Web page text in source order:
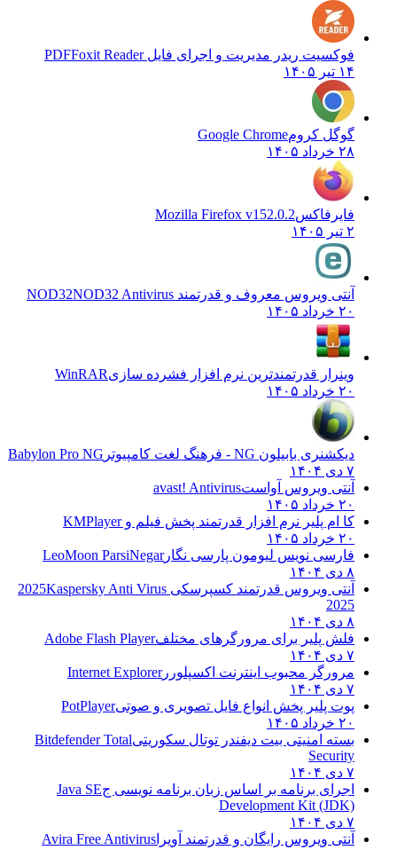
فوکسیت ریدر مدیریت و اجرای فایل PDFFoxit Reader
۱۴ تیر ۱۴۰۵
گوگل کرومGoogle Chrome
۲۸ خرداد ۱۴۰۵
فایرفاکسMozilla Firefox v152.0.2
۲ تیر ۱۴۰۵
آنتی ویروس معروف و قدرتمند NOD32 NOD32 Antivirus
۲۰ خرداد ۱۴۰۵
وینرار قدرتمندترین نرم افزار فشرده سازیWinRAR
۲۰ خرداد ۱۴۰۵
دیکشنری بابیلون NG - فرهنگ لغت کامپیوتر
Babylon Pro NG
۷ دی ۱۴۰۴
آنتی ویروس آواستavast! Antivirus
۲۰ خرداد ۱۴۰۵
کا ام پلیر نرم افزار قدرتمند پخش فیلم وKMPlayer
۲۰ خرداد ۱۴۰۵
فارسی نویس لیومون پارسی نگارLeoMoon ParsiNegar
۸ دی ۱۴۰۴
آنتی ویروس قدرتمند کسپرسکی 2025 Kaspersky Anti Virus
2025
۸ دی ۱۴۰۴
فلش پلیر برای مرورگرهای مختلفAdobe Flash Player
۷ دی ۱۴۰۴
مرورگر محبوب اینترنت اکسپلوررInternet Explorer
۷ دی ۱۴۰۴
پوت پلیر پخش انواع فایل تصویری و صوتیPotPlayer
۲۰ خرداد ۱۴۰۵
بسته امنیتی بیت دیفندر توتال سکوریتیBitdefender Total
Security
۷ دی ۱۴۰۴
اجرای برنامه بر اساس زبان برنامه نویسی جJava SE
Development Kit (JDK)
۷ دی ۱۴۰۴
آنتی ویروس رایگان و قدرتمند آویرا Avira Free Antivirus